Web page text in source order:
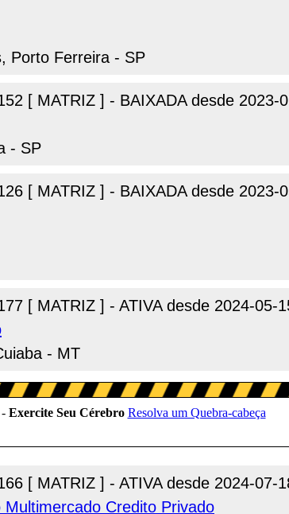
Porto Ferreira - SP
[ MATRIZ ] - BAIXADA desde 2023-
- SP
[ MATRIZ ] - BAIXADA desde 2023-
[ MATRIZ ] - ATIVA desde 2024-05-
- MT
[ MATRIZ ] - ATIVA desde 2024-07-
Credito Privado